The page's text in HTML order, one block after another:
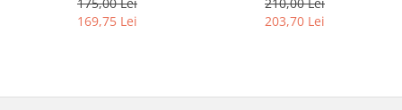
169,75 Lei
203,70 Lei